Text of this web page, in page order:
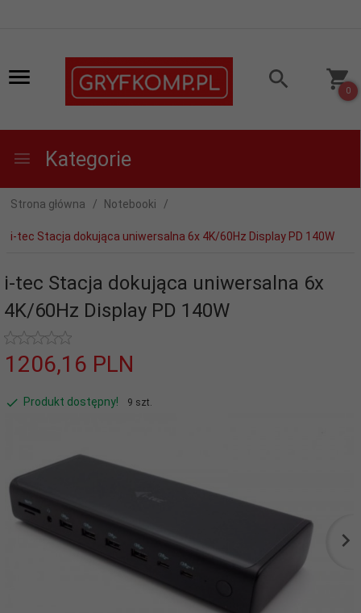
0
Kategorie
Strona główna Notebooki
i-tec Stacja dokująca uniwersalna 6x 4K/60Hz Display PD 140W
i-tec Stacja dokująca uniwersalna 6x
4K/60Hz Display PD 140W
1206,16 PLN
Produkt dostępny! 9 szt.